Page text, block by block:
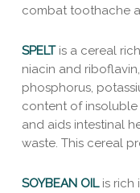
combat toothache
SPELT is a cereal
niacin and
phosphorus,
content of
and aids intestinal
waste. This cereal
SOYBEAN OIL is rich